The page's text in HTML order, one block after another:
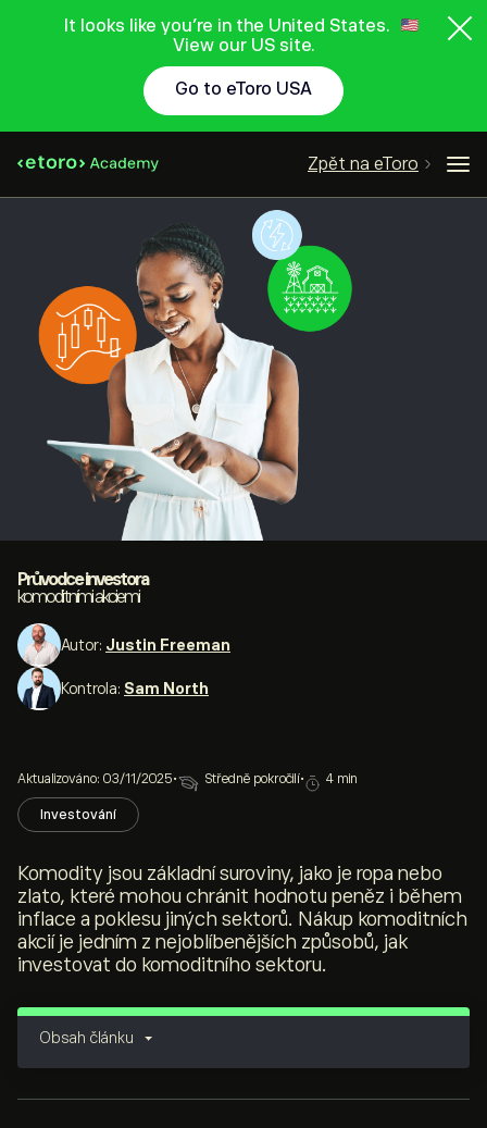
It looks like you're in the United States.
View our US site.
Go to eToro USA
Zpět na eToro
Průvodce investora
komoditními akciemi
Autor: Justin Freeman
Kontrola: Sam North
Aktualizováno: 03/11/2025• Středně pokročilí• 4 min
Investování
Komodity jsou základní suroviny, jako je ropa nebo
zlato, které mohou chránit hodnotu peněz i během
inflace a poklesu jiných sektorů. Nákup komoditních
akcií je jedním z nejoblíbenějších způsobů, jak
investovat do komoditního sektoru.
Obsah článku